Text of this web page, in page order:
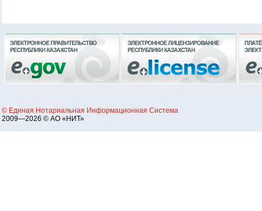
© Единая Нотариальная Информационная Система
2009—2026 © АО «НИТ»